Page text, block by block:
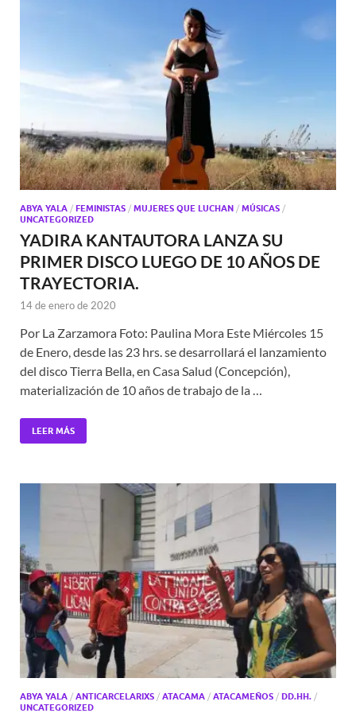
ABYA YALA / FEMINISTAS / MUJERES QUE LUCHAN / MÚSICAS /
UNCATEGORIZED
YADIRA KANTAUTORA LANZA SU
PRIMER DISCO LUEGO DE 10 AÑOS DE
TRAYECTORIA.
14 de enero de 2020
Por La Zarzamora Foto: Paulina Mora Este Miércoles 15
de Enero, desde las 23 hrs. se desarrollará el lanzamiento
del disco Tierra Bella, en Casa Salud (Concepción),
materialización de 10 años de trabajo de la …
LEER MÁS
ABYA YALA / ANTICARCELARIXS / ATACAMA / ATACAMEÑOS / DD.HH. /
UNCATEGORIZED